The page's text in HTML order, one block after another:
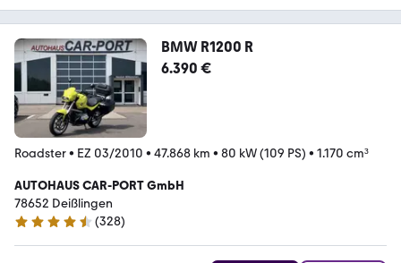
BMW R1200 R
6.390 €
Roadster• EZ 03/2010 • 47.868 km • 80 kW (109 PS) • 1.170 cm³
AUTOHAUS CAR-PORT GmbH
78652 Deißlingen
4.5 Sterne
(328)